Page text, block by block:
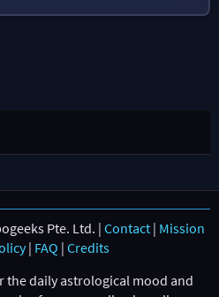
Pte. Ltd. | Contact | Mission
| FAQ | Credits
the daily astrological mood and